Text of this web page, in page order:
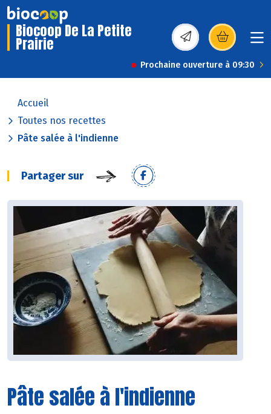
Biocoop De La Petite
Prairie (s’ouvre dans une
Prochaine ouverture à 09:30
Accueil
Toutes nos recettes
Pâte salée à l'indienne
Partager sur
Pâte salée à l'indienne